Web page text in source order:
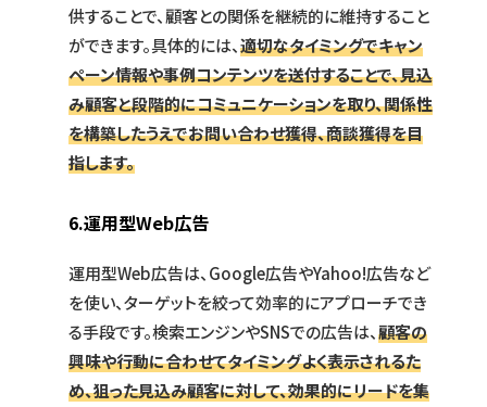
供することで、顧客との関係を継続的に維持すること
ができます。具体的には、適切なタイミングでキャン
ペーン情報や事例コンテンツを送付することで、見込
み顧客と段階的にコミュニケーションを取り、関係性
を構築したうえでお問い合わせ獲得、商談獲得を目
指します。
6.運用型Web広告
運用型Web広告は、Google広告やYahoo!広告など
を使い、ターゲットを絞って効率的にアプローチでき
る手段です。検索エンジンやSNSでの広告は、顧客の
興味や行動に合わせてタイミングよく表示されるた
め、狙った見込み顧客に対して、効果的にリードを集